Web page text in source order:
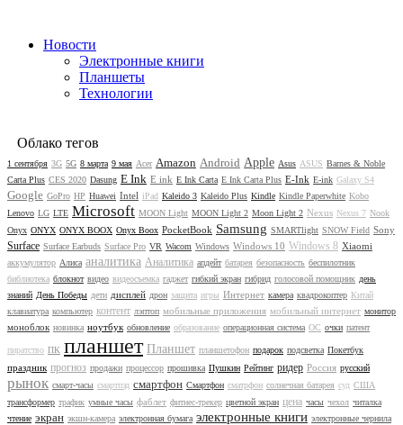
Новости
Электронные книги
Планшеты
Технологии
Облако тегов
1 сентября 3G 5G 8 марта 9 мая Acer Amazon Android Apple Asus ASUS Barnes & Noble
Carta Plus CES 2020 Dasung E Ink E ink E Ink Carta E Ink Carta Plus E-Ink E-ink Galaxy S4
Google GoPro HP Huawei Intel iPad Kaleido 3 Kaleido Plus Kindle Kindle Paperwhite Kobo
Lenovo LG LTE Microsoft MOON Light MOON Light 2 Moon Light 2 Nexus Nexus 7 Nook
Onyx ONYX ONYX BOOX Onyx Boox PocketBook Samsung SMARTlight SNOW Field Sony
Surface Surface Earbuds Surface Pro VR Wacom Windows Windows 10 Windows 8 Xiaomi
аккумулятор Алиса аналитика Аналитика апдейт батарея безопасность беспилотник
библиотека блокнот видео видеосъемка гаджет гибкий экран гибрид голосовой помощник день
знаний День Победы дети дисплей дрон защита игры Интернет камера квадрокоптер Китай
клавиатура компьютер контент лэптоп мобильные приложения мобильный интернет монитор
моноблок новинка ноутбук обновление образование операционная система ОС очки патент
пиратство ПК планшет Планшет планшетофон подарок подсветка Покетбук
праздник прогноз продажи процессор прошивка Пушкин Рейтинг ридер Россия русский
рынок смарт-часы смартпэд смартфон Смартфон сматрфон солнечная батарея суд США
трансформер трафик умные часы фаблет фитнес-трекер цветной экран цена часы чехол читалка
чтение экран экшн-камера электронная бумага электронные книги электронные чернила